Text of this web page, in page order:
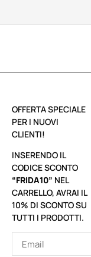
OFFERTA SPECIALE
PER I NUOVI
CLIENTI!
INSERENDO IL
CODICE SCONTO
“FRIDA10” NEL
CARRELLO, AVRAI IL
10% DI SCONTO SU
TUTTI I PRODOTTI.